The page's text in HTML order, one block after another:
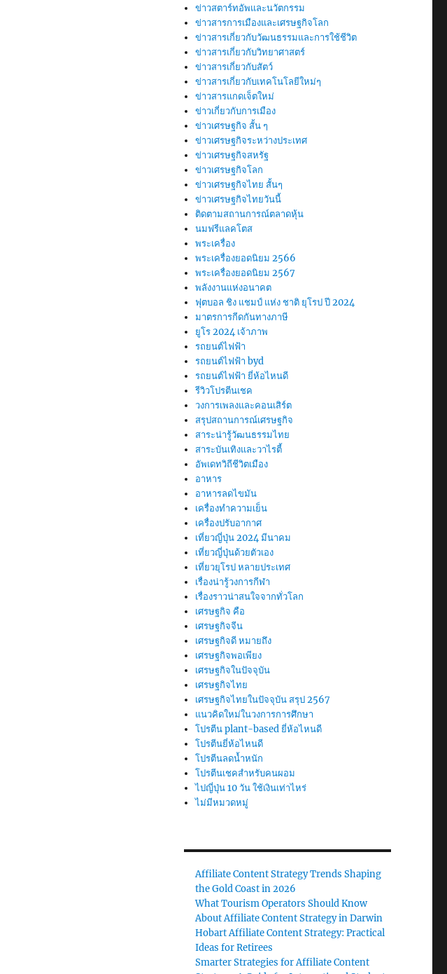
ข่าวสตาร์ทอัพและนวัตกรรม
ข่าวสารการเมืองและเศรษฐกิจโลก
ข่าวสารเกี่ยวกับวัฒนธรรมและการใช้ชีวิต
ข่าวสารเกี่ยวกับวิทยาศาสตร์
ข่าวสารเกี่ยวกับสัตว์
ข่าวสารเกี่ยวกับเทคโนโลยีใหม่ๆ
ข่าวสารแกดเจ็ตใหม่
ข่าวเกี่ยวกับการเมือง
ข่าวเศรษฐกิจ สั้น ๆ
ข่าวเศรษฐกิจระหว่างประเทศ
ข่าวเศรษฐกิจสหรัฐ
ข่าวเศรษฐกิจโลก
ข่าวเศรษฐกิจไทย สั้นๆ
ข่าวเศรษฐกิจไทยวันนี้
ติดตามสถานการณ์ตลาดหุ้น
นมฟรีแลคโตส
พระเครื่อง
พระเครื่องยอดนิยม 2566
พระเครื่องยอดนิยม 2567
พลังงานแห่งอนาคต
ฟุตบอล ชิง แชมป์ แห่ง ชาติ ยุโรป ปี 2024
มาตรการกีดกันทางภาษี
ยูโร 2024 เจ้าภาพ
รถยนต์ไฟฟ้า
รถยนต์ไฟฟ้า byd
รถยนต์ไฟฟ้า ยี่ห้อไหนดี
รีวิวโปรตีนเชค
วงการเพลงและคอนเสิร์ต
สรุปสถานการณ์เศรษฐกิจ
สาระน่ารู้วัฒนธรรมไทย
สาระบันเทิงและวาไรตี้
อัพเดทวิถีชีวิตเมือง
อาหาร
อาหารลดไขมัน
เครื่องทำความเย็น
เครื่องปรับอากาศ
เที่ยวญี่ปุ่น 2024 มีนาคม
เที่ยวญี่ปุ่นด้วยตัวเอง
เที่ยวยุโรป หลายประเทศ
เรื่องน่ารู้วงการกีฬา
เรื่องราวน่าสนใจจากทั่วโลก
เศรษฐกิจ คือ
เศรษฐกิจจีน
เศรษฐกิจดี หมายถึง
เศรษฐกิจพอเพียง
เศรษฐกิจในปัจจุบัน
เศรษฐกิจไทย
เศรษฐกิจไทยในปัจจุบัน สรุป 2567
แนวคิดใหม่ในวงการการศึกษา
โปรตีน plant-based ยี่ห้อไหนดี
โปรตีนยี่ห้อไหนดี
โปรตีนลดน้ำหนัก
โปรตีนเชคสำหรับคนผอม
ไปญี่ปุ่น 10 วัน ใช้เงินเท่าไหร่
ไม่มีหมวดหมู่
Affiliate Content Strategy Trends Shaping
the Gold Coast in 2026
What Tourism Operators Should Know
About Affiliate Content Strategy in Darwin
Hobart Affiliate Content Strategy: Practical
Ideas for Retirees
Smarter Strategies for Affiliate Content